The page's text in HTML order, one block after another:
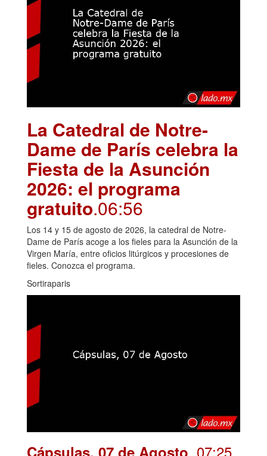
La Catedral de Notre-
Dame de París celebra la
Fiesta de la Asunción
2026: el programa
gratuito.06:56
Los 14 y 15 de agosto de 2026, la catedral de Notre-
Dame de París acoge a los fieles para la Asunción de la
Virgen María, entre oficios litúrgicos y procesiones de
fieles. Conozca el programa.
Sortiraparis
Cápsulas, 07 de Agosto . 07:25